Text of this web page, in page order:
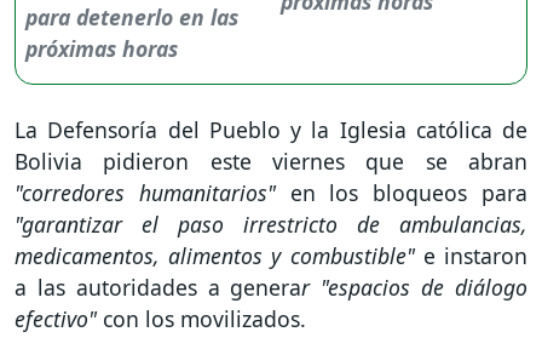
La Defensoría del Pueblo y la Iglesia católica de
Bolivia pidieron este viernes que se abran
"corredores humanitarios"en los bloqueos para
"garantizar el paso irrestricto de ambulancias,
medicamentos, alimentos y combustible" e instaron
a las autoridades a generar "espacios de diálogo
efectivo" con los movilizados.